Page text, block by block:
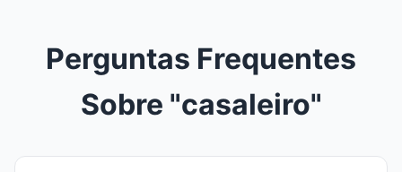
Perguntas Frequentes
Sobre "casaleiro"